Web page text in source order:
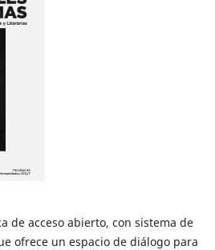
de acceso abierto, con sistema de
ofrece un espacio de diálogo para